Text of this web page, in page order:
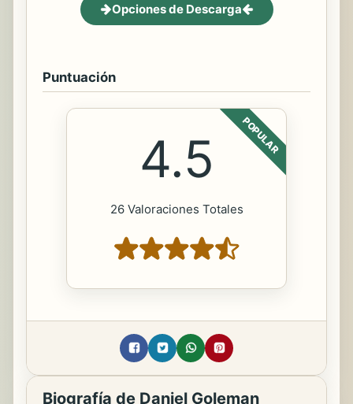
Opciones de Descarga
Puntuación
POPULAR
4.5
26 Valoraciones Totales
Biografía de Daniel Goleman